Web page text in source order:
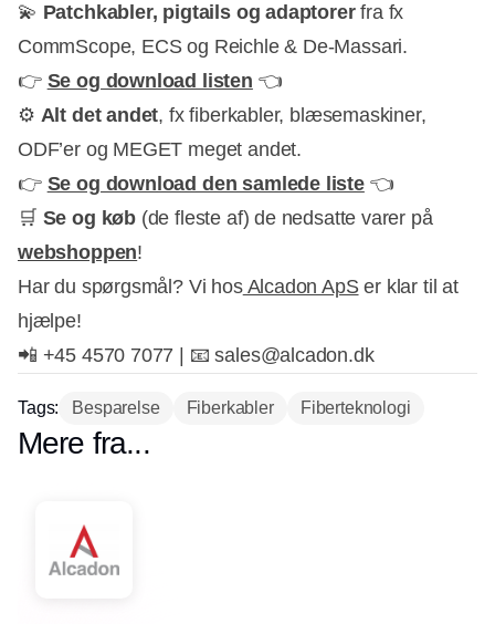
💫 Patchkabler, pigtails og adaptorerfra fx
CommScope, ECS og Reichle & De-Massari.
👉 Se og download listen 👈
⚙ Alt det andet, fx fiberkabler, blæsemaskiner,
ODF’er og MEGET meget andet.
👉 Se og download den samlede liste👈
🛒 Se og køb (de fleste af) de nedsatte varer på
webshoppen!
Har du spørgsmål? Vi hosAlcadon ApSer klar til at
hjælpe!
📲 +45 4570 7077 | 📧 sales@alcadon.dk
Tags: Besparelse Fiberkabler Fiberteknologi
Mere fra...